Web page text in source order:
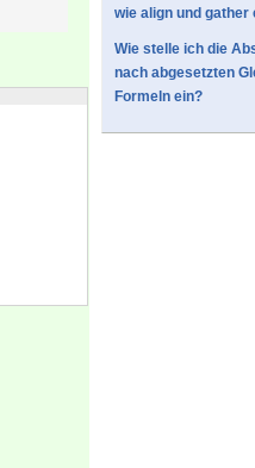
wie align und gather
Wie stelle ich die
nach abgesetzten
Formeln ein?